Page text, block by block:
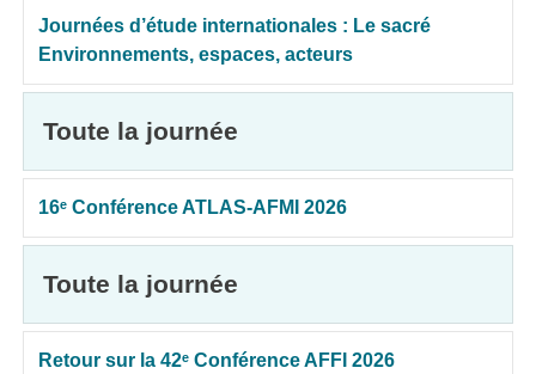
Journées d’étude internationales : Le sacré
Environnements, espaces, acteurs
Toute la journée
16ᵉ Conférence ATLAS-AFMI 2026
Toute la journée
Retour sur la 42ᵉ Conférence AFFI 2026